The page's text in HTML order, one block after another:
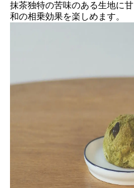
抹茶独特の苦味のある生地に
和の相乗効果を楽しめます。​